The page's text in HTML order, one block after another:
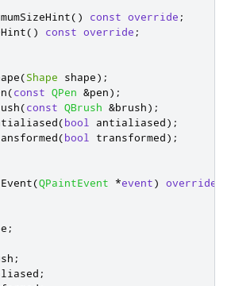
() const override ;
() const override ;
(Shape shape);
(const QPen &pen);
(const QBrush &brush);
(bool antialiased);
(bool transformed);
(QPaintEvent *event) override
;
;
;